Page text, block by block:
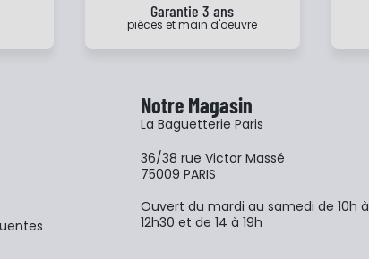
Garantie 3 ans
pièces et main d'oeuvre
Notre Magasin
La Baguetterie Paris
36/38 rue Victor Massé
75009 PARIS
Ouvert du mardi au samedi de 10h à
12h30 et de 14 à 19h